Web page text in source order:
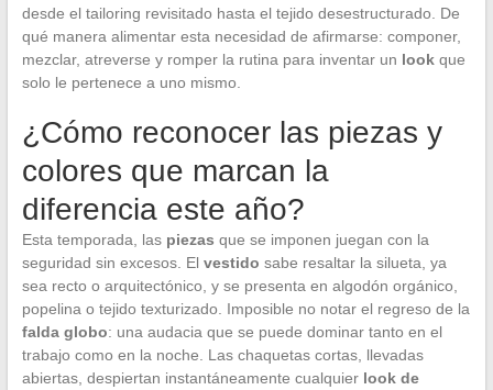
desde el tailoring revisitado hasta el tejido desestructurado. De
qué manera alimentar esta necesidad de afirmarse: componer,
mezclar, atreverse y romper la rutina para inventar un lookque
solo le pertenece a uno mismo.
¿Cómo reconocer las piezas y
colores que marcan la
diferencia este año?
Esta temporada, las piezas que se imponen juegan con la
seguridad sin excesos. El vestido sabe resaltar la silueta, ya
sea recto o arquitectónico, y se presenta en algodón orgánico,
popelina o tejido texturizado. Imposible no notar el regreso de la
falda globo: una audacia que se puede dominar tanto en el
trabajo como en la noche. Las chaquetas cortas, llevadas
abiertas, despiertan instantáneamente cualquier look de